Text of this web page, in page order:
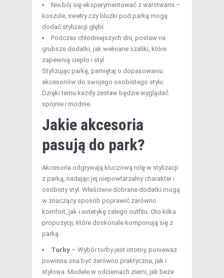
Nie bój się eksperymentować z warstwami –
koszule, swetry czy bluzki pod parką mogą
dodać stylizacji głębi.
Podczas chłodniejszych dni, postaw na
grubsze dodatki, jak wełniane szaliki, które
zapewnią ciepło i styl.
Stylizując parkę, pamiętaj o dopasowaniu
akcesoriów do swojego osobistego stylu.
Dzięki temu każdy zestaw będzie wyglądać
spójnie i modnie.
Jakie akcesoria
pasują do park?
Akcesoria odgrywają kluczową rolę w stylizacji
z parką, nadając jej niepowtarzalny charakter i
osobisty styl. Właściwie dobrane dodatki mogą
w znaczący sposób poprawić zarówno
komfort, jak i estetykę całego outfitu. Oto kilka
propozycji, które doskonale komponują się z
parką.
Torby – Wybór torby jest istotny, ponieważ
powinna ona być zarówno praktyczna, jak i
stylowa. Modele w odcieniach ziemi, jak beże